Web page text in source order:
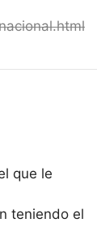
que le
teniendo el